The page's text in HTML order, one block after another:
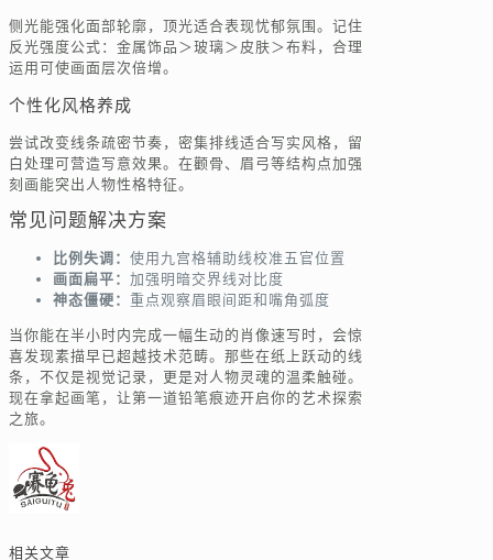
侧光能强化面部轮廓，顶光适合表现忧郁氛围。记住
反光强度公式：金属饰品＞玻璃＞皮肤＞布料，合理
运用可使画面层次倍增。
个性化风格养成
尝试改变线条疏密节奏，密集排线适合写实风格，留
白处理可营造写意效果。在颧骨、眉弓等结构点加强
刻画能突出人物性格特征。
常见问题解决方案
比例失调： 使用九宫格辅助线校准五官位置
画面扁平： 加强明暗交界线对比度
神态僵硬： 重点观察眉眼间距和嘴角弧度
当你能在半小时内完成一幅生动的肖像速写时，会惊
喜发现素描早已超越技术范畴。那些在纸上跃动的线
条，不仅是视觉记录，更是对人物灵魂的温柔触碰。
现在拿起画笔，让第一道铅笔痕迹开启你的艺术探索
之旅。
相关文章